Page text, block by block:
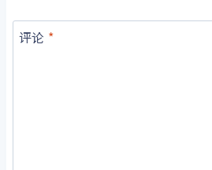
评论 *